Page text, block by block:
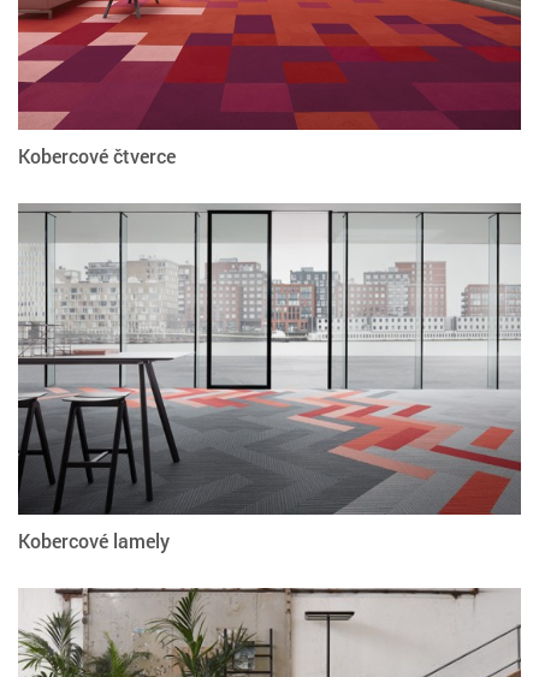
Kobercové čtverce
Kobercové lamely